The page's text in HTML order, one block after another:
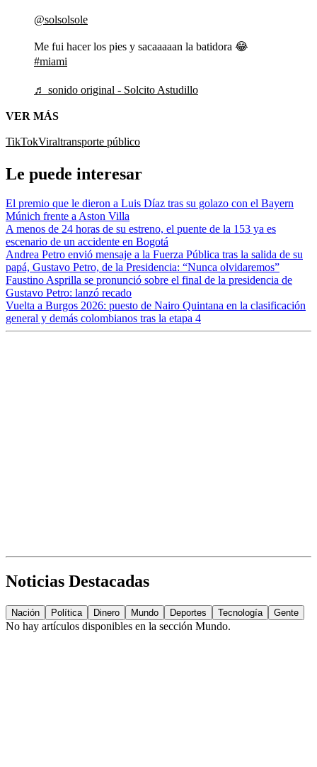
@solsolsole
Me fui hacer los pies y sacaaaaan la batidora 😂
#miami
♬ sonido original - Solcito Astudillo
VER MÁS
TikTokViraltransporte público
Le puede interesar
El premio que le dieron a Luis Díaz tras su golazo con el Bayern
Múnich frente a Aston Villa
A menos de 24 horas de su estreno, el puente de la 153 ya es
escenario de un accidente en Bogotá
Andrea Petro envió mensaje a la Fuerza Pública tras la salida de su
papá, Gustavo Petro, de la Presidencia: “Nunca olvidaremos”
Faustino Asprilla se pronunció sobre el final de la presidencia de
Gustavo Petro: lanzó recado
Vuelta a Burgos 2026: puesto de Nairo Quintana en la clasificación
general y demás colombianos tras la etapa 4
Noticias Destacadas
Nación Política Dinero Mundo Deportes Tecnología Gente
No hay artículos disponibles en la sección Mundo.